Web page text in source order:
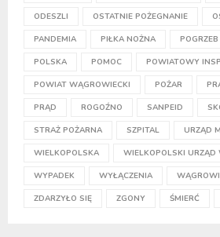
ODESZLI OSTATNIE POŻEGNANIE
PANDEMIA PIŁKA NOŻNA POGRZEB
POLSKA POMOC POWIATOWY
POWIAT WĄGROWIECKI POŻAR
PRĄD ROGOŹNO SANPEID
STRAŻ POŻARNA SZPITAL URZĄD
WIELKOPOLSKA WIELKOPOLSKI URZĄD
WYPADEK WYŁĄCZENIA
ZDARZYŁO SIĘ ZGONY ŚMIERĆ